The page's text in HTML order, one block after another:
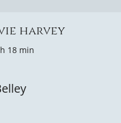
harvey
18 min